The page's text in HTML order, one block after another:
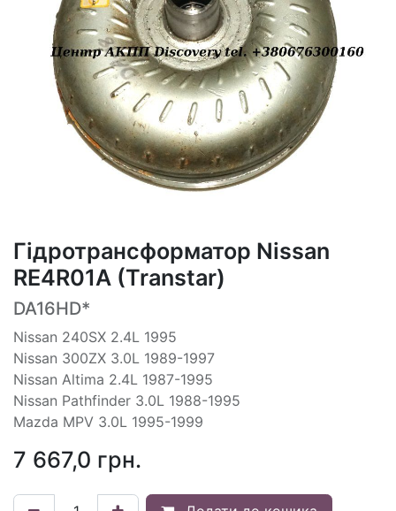
Гідротрансформатор Nissan
RE4R01A (Transtar)
DA16HD*
Nissan 240SX 2.4L 1995
Nissan 300ZX 3.0L 1989-1997
Nissan Altima 2.4L 1987-1995
Nissan Pathfinder 3.0L 1988-1995
Mazda MPV 3.0L 1995-1999
7 667,0 грн.